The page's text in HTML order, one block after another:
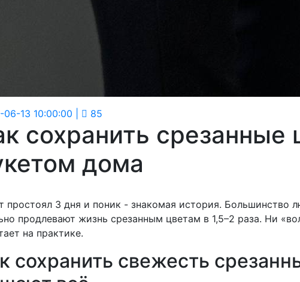
06-13 10:00:00 85
сохранить
дома
простоял 3 дня и поник - знакомая история. Большинство
продлевают жизнь срезанным цветам в 1,5–2 раза. Ни
на практике.
сохранить свежесть